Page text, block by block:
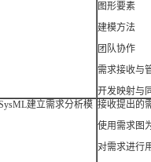
图形要素
建模方法
团队协作
需求接收与
开发映射与
建立需求分析模 接收提出的
使用需求图
对需求进行